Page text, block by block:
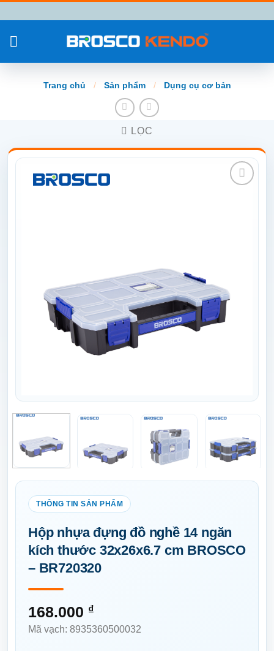
đến
nội
Trang chủ / Sản phẩm / Dụng cụ cơ bản
LỌC
Hộp nhựa đựng đồ nghề 14 ngăn
kích thước 32x26x6.7 cm BROSCO
– BR720320
168.000 ₫
Mã vạch: 8935360500032